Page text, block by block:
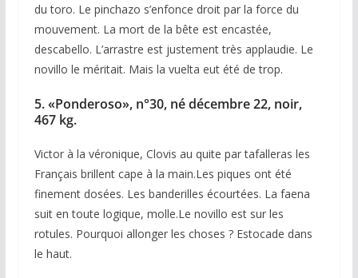
du toro. Le pinchazo s’enfonce droit par la force du
mouvement. La mort de la bête est encastée,
descabello. L’arrastre est justement très applaudie. Le
novillo le méritait. Mais la vuelta eut été de trop.
5. «Ponderoso», n°30, né décembre 22, noir,
467 kg.
Victor à la véronique, Clovis au quite par tafalleras les
Français brillent cape à la main.Les piques ont été
finement dosées. Les banderilles écourtées. La faena
suit en toute logique, molle.Le novillo est sur les
rotules. Pourquoi allonger les choses ? Estocade dans
le haut.